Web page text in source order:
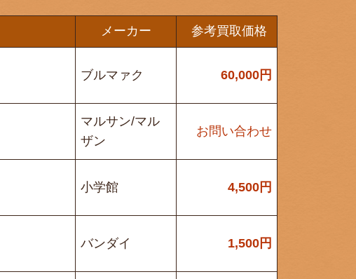
メーカー 参考買取価格
ブルマァク 60,000円
マルサン/マル
ザン
お問い合わせ
小学館 4,500円
バンダイ 1,500円